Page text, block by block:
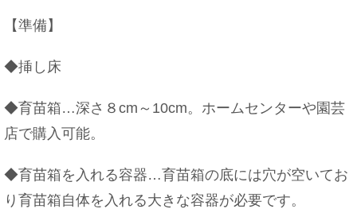
メンズとレディース服、シャツ、シューズの違いを
ご紹介
【準備】
◆挿し床
◆育苗箱…深さ８cm～10cm。ホームセンターや園芸
店で購入可能。
◆育苗箱を入れる容器…育苗箱の底には穴が空いてお
り育苗箱自体を入れる大きな容器が必要です。